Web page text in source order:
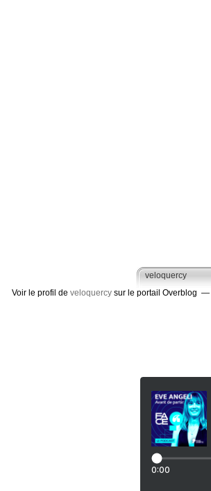
veloquercy
Voir le profil de veloquercy sur le portail Overblog
0:00